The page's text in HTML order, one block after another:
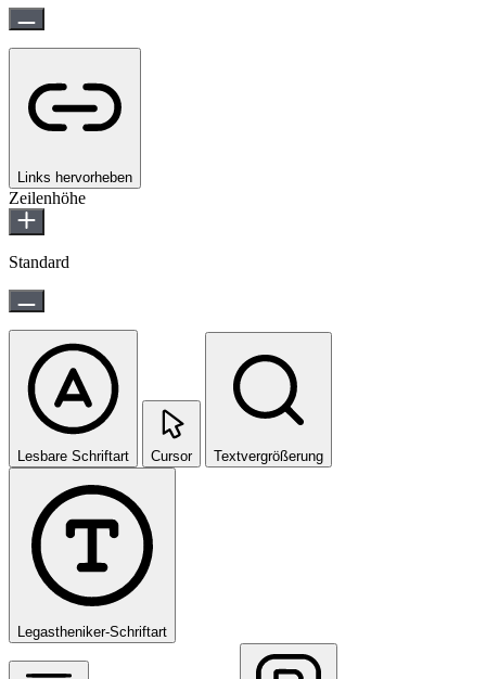
Links hervorheben
Zeilenhöhe
Standard
Lesbare Schriftart Cursor Textvergrößerung
Legastheniker-Schriftart